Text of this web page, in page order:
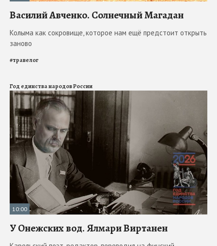
Василий Авченко. Солнечный Магадан
Колыма как сокровище, которое нам ещё предстоит открыть
заново
#травелог
Год единства народов России
10:00
У Онежских вод. Ялмари Виртанен